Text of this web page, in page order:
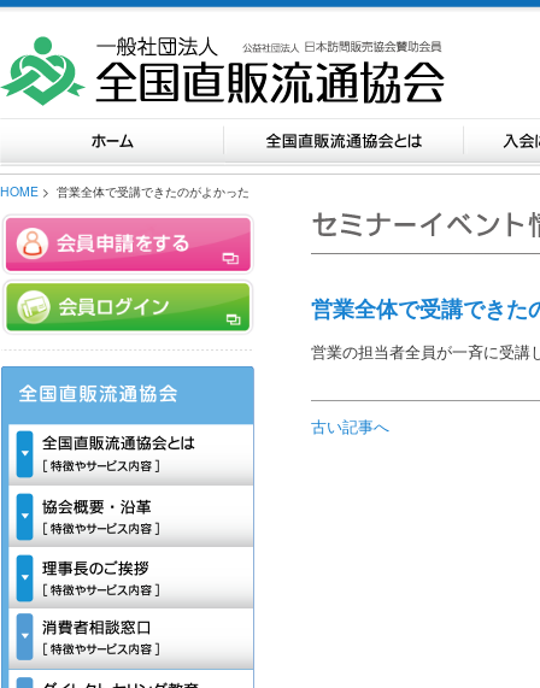
HOME > 営業全体で受講できたのがよかった
営業全体で受講でき
営業の担当者全員が一斉に受講
古い記事へ